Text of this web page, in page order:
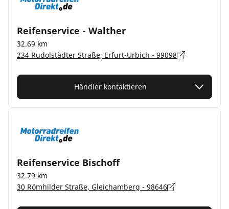
Reifenservice - Walther
32.69 km
234 Rudolstädter Straße, Erfurt-Urbich - 99098
Händler kontaktieren
Reifenservice Bischoff
32.79 km
30 Römhilder Straße, Gleichamberg - 98646